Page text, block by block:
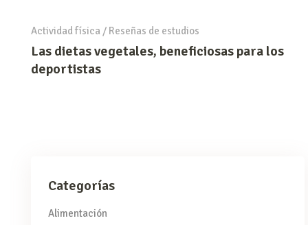
Actividad física / Reseñas de estudios
Las dietas vegetales, beneficiosas para los
deportistas
Categorías
Alimentación